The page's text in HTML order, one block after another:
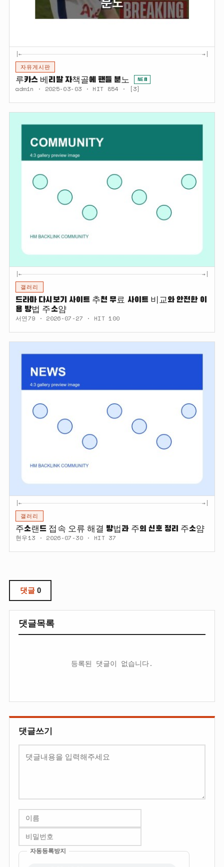
|← →|
자유게시판
루카스 베리발 자책골에 팬들 분노 NEW
admin · 2025-03-03 · HIT 854 · [3]
|← →|
갤러리
드라마 다시보기 사이트 추천 무료 사이트 비교와 안전한 이
용 방법 주소얌
서연79 · 2026-07-27 · HIT 100
|← →|
갤러리
주소랜드 접속 오류 해결 방법과 주의 신호 정리 주소얌
현우13 · 2026-07-30 · HIT 37
댓글0
댓글목록
등록된 댓글이 없습니다.
댓글쓰기
자동등록방지